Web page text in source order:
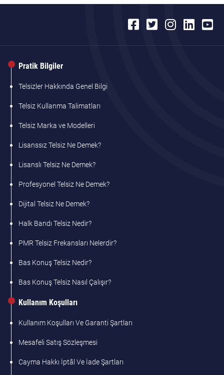
Pratik Bilgiler
Telsizler Hakkında Genel Bilgi
Telsiz Kullanma Talimatları
Telsiz Marka ve Modelleri
Lisanssız Telsiz Ne Demek?
Lisanslı Telsiz Ne Demek?
Profesyonel Telsiz Ne Demek?
Dijital Telsiz Ne Demek?
Halk Bandı Telsiz Nedir?
PMR Telsiz Frekansları Nelerdir?
Bas Konuş Telsiz Nedir?
Bas Konuş Telsiz Nasıl Çalışır?
Kullanım Koşulları
Kullanım Koşulları Ve Garanti Şartları
Mesafeli Satış Sözleşmesi
Cayma Hakkı İptâl Ve İade Şartları